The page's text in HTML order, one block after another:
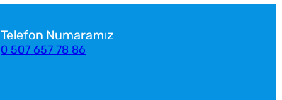
Telefon Numaramız
0 507 657 78 86